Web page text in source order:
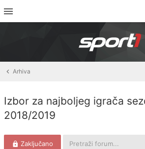
Arhiva
Izbor za najboljeg igrača
2018/2019
Zaključano